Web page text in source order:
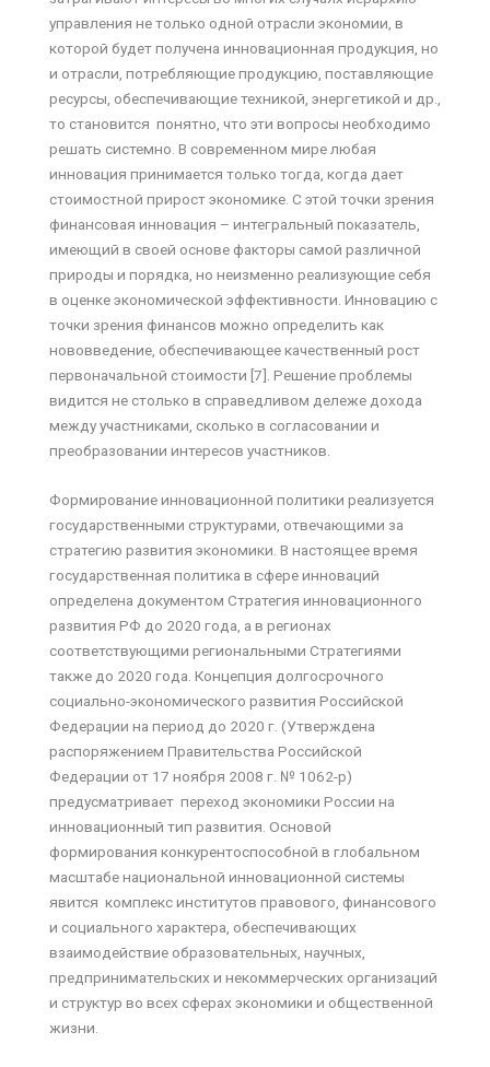
управления не только одной отрасли экономии, в
которой будет получена инновационная продукция, но
и отрасли, потребляющие продукцию, поставляющие
ресурсы, обеспечивающие техникой, энергетикой и др.,
то становится понятно, что эти вопросы необходимо
решать системно. В современном мире любая
инновация принимается только тогда, когда дает
стоимостной прирост экономике. С этой точки зрения
финансовая инновация – интегральный показатель,
имеющий в своей основе факторы самой различной
природы и порядка, но неизменно реализующие себя
в оценке экономической эффективности. Инновацию с
точки зрения финансов можно определить как
нововведение, обеспечивающее качественный рост
первоначальной стоимости [7]. Решение проблемы
видится не столько в справедливом дележе дохода
между участниками, сколько в согласовании и
преобразовании интересов участников.
Формирование инновационной политики реализуется
государственными структурами, отвечающими за
стратегию развития экономики. В настоящее время
государственная политика в сфере инноваций
определена документом Стратегия инновационного
развития РФ до 2020 года, а в регионах
соответствующими региональными Стратегиями
также до 2020 года. Концепция долгосрочного
социально-экономического развития Российской
Федерации на период до 2020 г. (Утверждена
распоряжением Правительства Российской
Федерации от 17 ноября 2008 г. № 1062-р)
предусматривает переход экономики России на
инновационный тип развития. Основой
формирования конкурентоспособной в глобальном
масштабе национальной инновационной системы
явится комплекс институтов правового, финансового
и социального характера, обеспечивающих
взаимодействие образовательных, научных,
предпринимательских и некоммерческих организаций
и структур во всех сферах экономики и общественной
жизни.